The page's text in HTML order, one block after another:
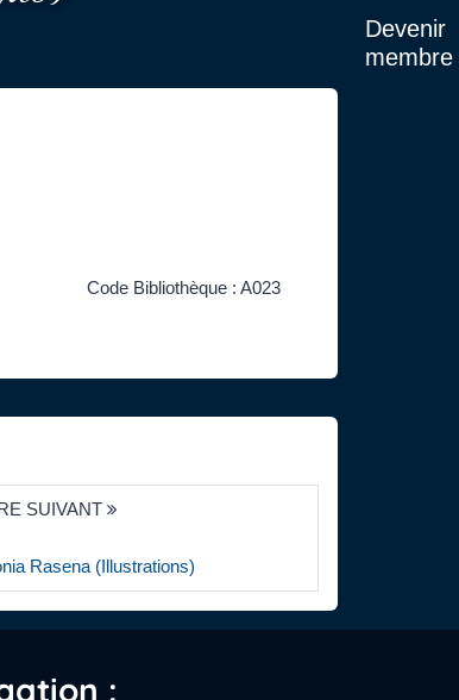
Devenir
membre
Code Bibliothèque : A023
SUIVANT
Rasena (Illustrations)
: